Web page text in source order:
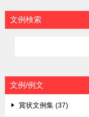
ビ
ゲ
ョ
ン
文例検索
文例/例文
賞状文例集 (37)